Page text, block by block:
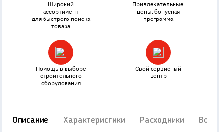
Широкий
ассортимент
для быстрого поиска
товара
Привлекательные
цены, бонусная
программа
Помощь в выборе
строительного
оборудования
Свой сервисный
центр
Описание Характеристики Расходники